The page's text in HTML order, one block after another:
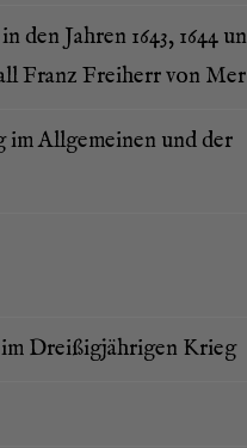
den Jah­ren 1643, 1644
Franz Frei­herr von
im All­ge­mei­nen und der
Drei­ßig­jäh­ri­gen Krieg